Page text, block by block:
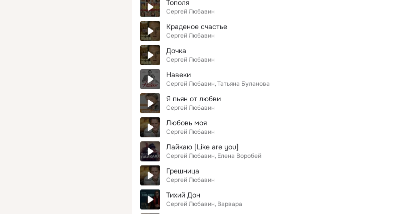
Тополя
Сергей Любавин
Краденое счастье
Сергей Любавин
Дочка
Сергей Любавин
Навеки
Сергей Любавин Татьяна Буланова
Я пьян от любви
Сергей Любавин
Любовь моя
Сергей Любавин
Лайкаю [Like are you]
Сергей Любавин Елена Воробей
Грешница
Сергей Любавин
Тихий Дон
Сергей Любавин Варвара